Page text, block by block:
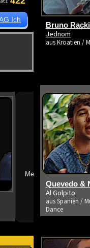
➔
Mehr neue Vids
Bruno
Jednom
aus Kroatien /
Quevedo &
Al Golpito
aus Spanien /
Dance